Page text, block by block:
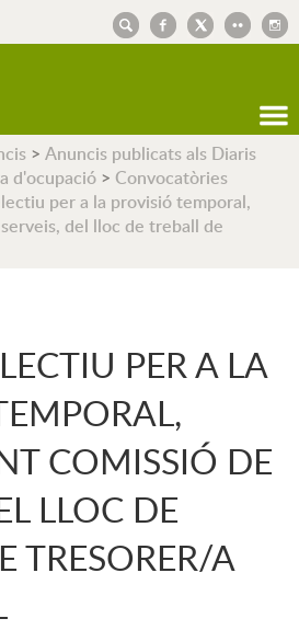
> Anuncis publicats als Diaris
d'ocupació > Convocatòries
per a la provisió temporal,
del lloc de treball de
PER A LA
COMISSIÓ DE
LLOC DE
TRESORER/A